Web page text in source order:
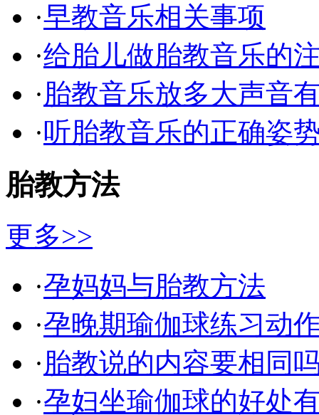
·早教音乐相关事项
·给胎儿做胎教音乐的
·胎教音乐放多大声音
·听胎教音乐的正确姿
胎教方法
更多>>
·孕妈妈与胎教方法
·孕晚期瑜伽球练习动
·胎教说的内容要相同
·孕妇坐瑜伽球的好处